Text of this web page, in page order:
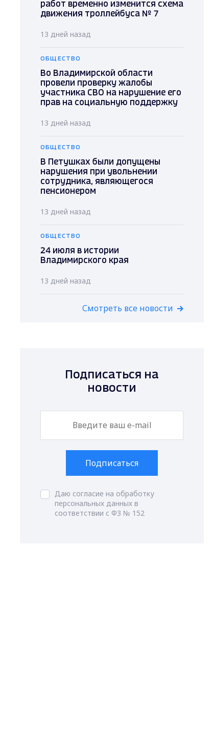
работ временно изменится схема
движения троллейбуса № 7
13 дней назад
ОБЩЕСТВО
Во Владимирской области
провели проверку жалобы
участника СВО на нарушение его
прав на социальную поддержку
13 дней назад
ОБЩЕСТВО
В Петушках были допущены
нарушения при увольнении
сотрудника, являющегося
пенсионером
13 дней назад
ОБЩЕСТВО
24 июля в истории
Владимирского края
13 дней назад
Смотреть все новости
Подписаться на
новости
Подписаться
Даю согласие на обработку
персональных данных в
соответствии с ФЗ № 152